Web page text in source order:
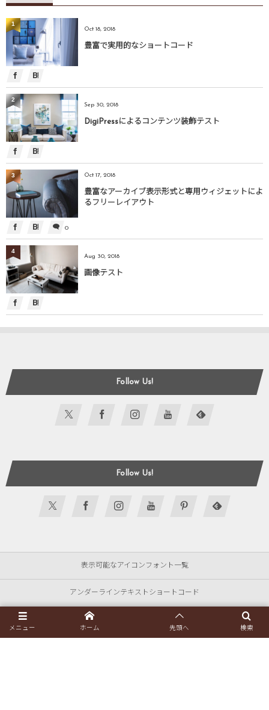
Oct 18, 2018
豊富で実用的なショートコード
1
Sep 30, 2018
DigiPressによるコンテンツ装飾テスト
2
Oct 17, 2018
豊富なアーカイブ表示形式と専用ウィジェットによ
るフリーレイアウト
0
3
Aug 30, 2018
画像テスト
4
Follow Us!
Follow Us!
表示可能なアイコンフォント一覧
アンダーラインテキストショートコード
アニメーションテキストショートコード
メニュー 検索
ホーム 先頭へ